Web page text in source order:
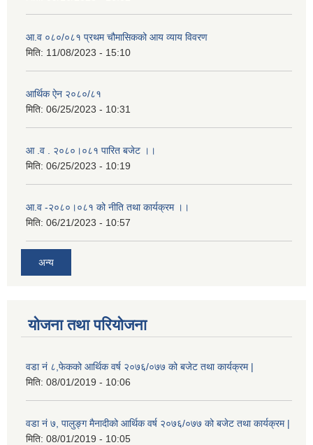
आ.व ०८०/०८१ प्रथम चौमासिकको आय व्याय विवरण
मिति: 11/08/2023 - 15:10
आर्थिक ऐन २०८०/८१
मिति: 06/25/2023 - 10:31
आ .व . २०८०।०८१ पारित बजेट ।।
मिति: 06/25/2023 - 10:19
आ.व -२०८०।०८१ को नीति तथा कार्यक्रम ।।
मिति: 06/21/2023 - 10:57
अन्य
योजना तथा परियोजना
वडा नं ८,फेकको आर्थिक वर्ष २०७६/०७७ को बजेट तथा कार्यक्रम |
मिति: 08/01/2019 - 10:06
वडा नं ७, पालुङ्ग मैनादीको आर्थिक वर्ष २०७६/०७७ को बजेट तथा कार्यक्रम |
मिति: 08/01/2019 - 10:05